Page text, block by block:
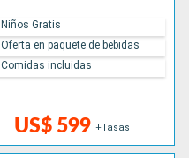
US$ 599 +Tasas
Niños Gratis
Oferta en paquete de bebidas
Comidas incluidas